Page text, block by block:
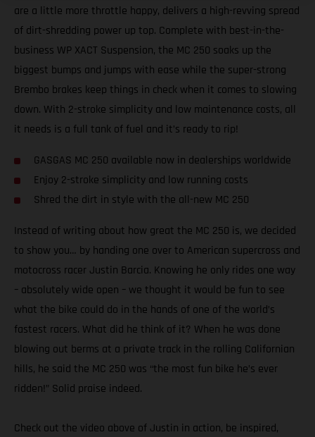
are a little more throttle happy, delivers a high-revving spread
of dirt-shredding power up top. Complete with best-in-the-
business WP XACT Suspension, the MC 250 soaks up the
biggest bumps and jumps with ease while the super-strong
Brembo brakes keep things in check when it comes to slowing
down. With 2-stroke simplicity and low maintenance costs, all
it needs is a full tank of fuel and it’s ready to rip!
GASGAS MC 250 available now in dealerships worldwide
Enjoy 2-stroke simplicity and low running costs
Shred the dirt in style with the all-new MC 250
Instead of writing about how great the MC 250 is, we decided
to show you… by handing one over to American supercross and
motocross racer Justin Barcia. Knowing he only rides one way
– absolutely wide open – we thought it would be fun to see
what the bike could do in the hands of one of the world’s
fastest racers. What did he think of it? When he was done
blowing out berms at a private track in the rolling Californian
hills, he said the MC 250 was “the most fun bike he’s ever
ridden!” Solid praise indeed.
Check out the video above of Justin in action, be inspired,